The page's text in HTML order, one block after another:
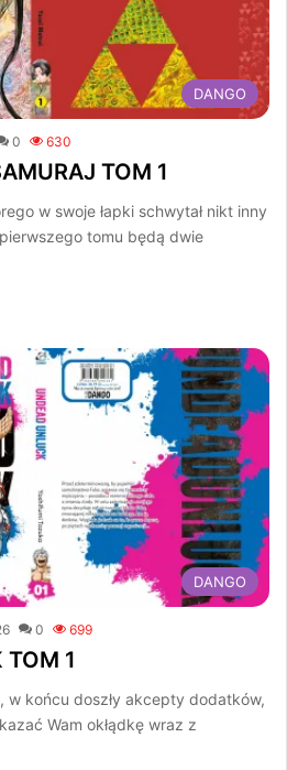
DANGO
0 630
TOM 1
w swoje łapki schwytał nikt inny
tomu będą dwie
DANGO
0 699
TOM 1
w końcu doszły akcepty dodatków,
Wam okłądkę wraz z